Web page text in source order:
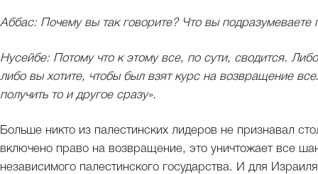
Аббас: Почему вы так говорите? Что вы подразумеваете
Нусейбе: Потому что к этому все, по сути, сводится.
либо вы хотите, чтобы был взят курс на возвращение
получить то и другое сразу».
Больше никто из палестинских лидеров не признавал
включено право на возвращение, это уничтожает все
независимого палестинского государства. И для